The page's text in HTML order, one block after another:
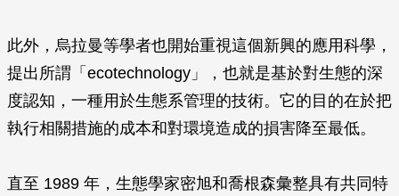
此外，烏拉曼等學者也開始重視這個新興的應用科學，
提出所謂「ecotechnology」，也就是基於對生態的深
度認知，一種用於生態系管理的技術。它的目的在於把
執行相關措施的成本和對環境造成的損害降至最低。
直至 1989 年，生態學家密旭和喬根森彙整具有共同特